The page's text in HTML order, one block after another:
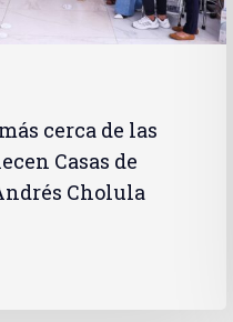
cerca de las
Casas de
Cholula